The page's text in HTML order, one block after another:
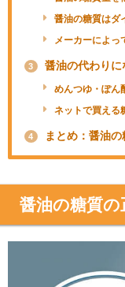
醤油の糖質はダ
メーカーによっ
3 醤油の代わり
めんつゆ・ぽん
ネットで買える
4 まとめ：醤油
醤油の糖質の